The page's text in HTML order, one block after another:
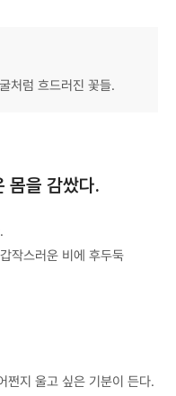
처럼 흐드러진 꽃들.
몸을 감쌌다.
작스러운 비에 후두둑
쩐지 울고 싶은 기분이 든다.